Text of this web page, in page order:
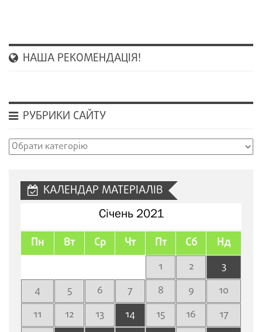
НАША РЕКОМЕНДАЦІЯ!
РУБРИКИ САЙТУ
Рубрики
КАЛЕНДАР МАТЕРІАЛІВ
Січень 2021
Пн Вт Ср Чт Пт Сб Нд
1 2
3
4
5 6 7 8 9
10
11
12 13 14 15 16
17